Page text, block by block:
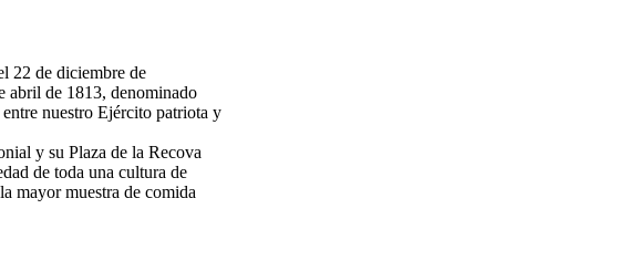
22 de diciembre de
abril de 1813, denominado
nuestro Ejército patriota y
y su Plaza de la Recova
de toda una cultura de
mayor muestra de comida